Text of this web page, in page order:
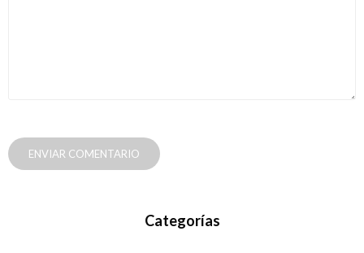
ENVIAR COMENTARIO
Categorías